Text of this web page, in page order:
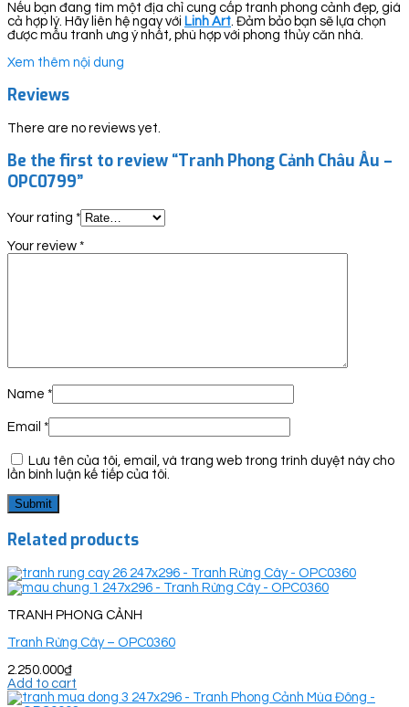
Nếu bạn đang tìm một địa chỉ cung cấp tranh phong cảnh đẹp, giá
cả hợp lý. Hãy liên hệ ngay với Linh Art. Đảm bảo bạn sẽ lựa chọn
được mẫu tranh ưng ý nhất, phù hợp với phong thủy căn nhà.
Xem thêm nội dung
Reviews
There are no reviews yet.
Be the first to review “Tranh Phong Cảnh Châu Âu –
OPC0799”
Your rating *
Your review *
Name *
Email *
Lưu tên của tôi, email, và trang web trong trình duyệt này cho
lần bình luận kế tiếp của tôi.
Related products
TRANH PHONG CẢNH
Tranh Rừng Cây – OPC0360
2.250.000₫
Add to cart